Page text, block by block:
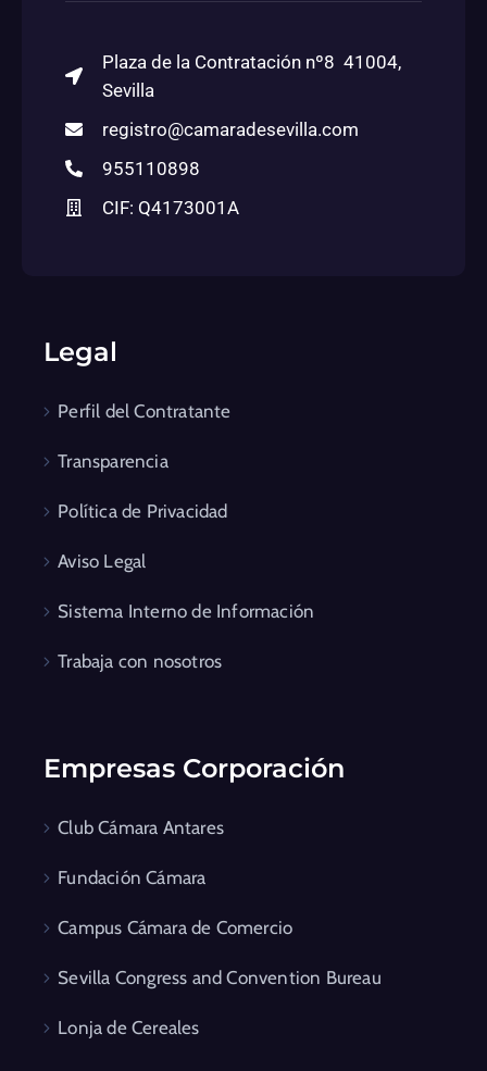
Plaza de la Contratación nº8 41004,
Sevilla
registro@camaradesevilla.com
955110898
CIF: Q4173001A
Legal
Perfil del Contratante
Transparencia
Política de Privacidad
Aviso Legal
Sistema Interno de Información
Trabaja con nosotros
Empresas Corporación
Club Cámara Antares
Fundación Cámara
Campus Cámara de Comercio
Sevilla Congress and Convention Bureau
Lonja de Cereales